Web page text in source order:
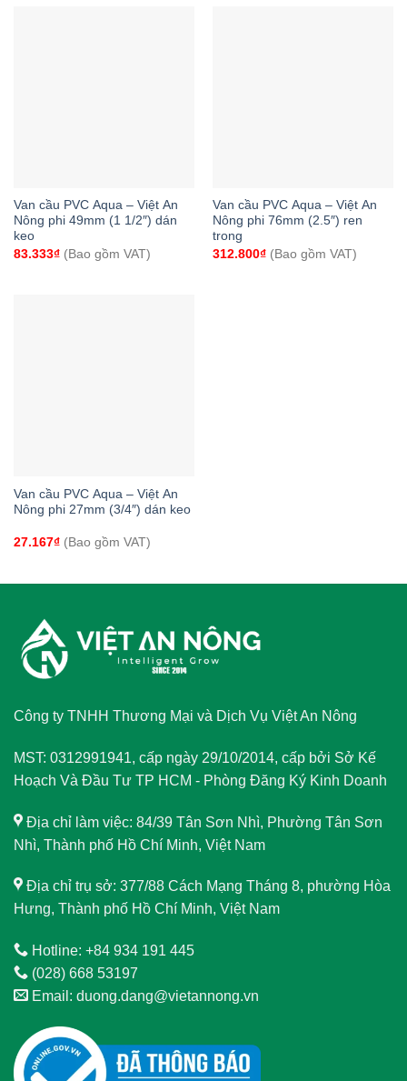
Van cầu PVC Aqua – Việt An
Nông phi 49mm (1 1/2″) dán
keo
83.333₫(Bao gồm VAT)
Van cầu PVC Aqua – Việt An
Nông phi 76mm (2.5″) ren
trong
312.800₫(Bao gồm VAT)
Van cầu PVC Aqua – Việt An
Nông phi 27mm (3/4″) dán keo
27.167₫(Bao gồm VAT)
Công ty TNHH Thương Mại và Dịch Vụ Việt An Nông
MST: 0312991941, cấp ngày 29/10/2014, cấp bởi Sở Kế
Hoạch Và Đầu Tư TP HCM - Phòng Đăng Ký Kinh Doanh
Địa chỉ làm việc: 84/39 Tân Sơn Nhì, Phường Tân Sơn
Nhì, Thành phố Hồ Chí Minh, Việt Nam
Địa chỉ trụ sở: 377/88 Cách Mạng Tháng 8, phường Hòa
Hưng, Thành phố Hồ Chí Minh, Việt Nam
Hotline: +84 934 191 445
(028) 668 53197
Email: duong.dang@vietannong.vn